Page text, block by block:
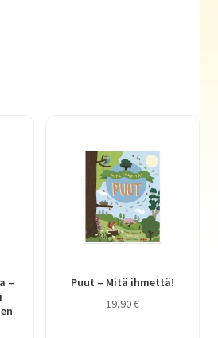
–
Puut – Mitä ihmettä!
19,90€